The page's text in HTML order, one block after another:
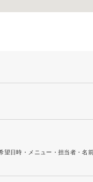
日時・メニュー・担当者・名